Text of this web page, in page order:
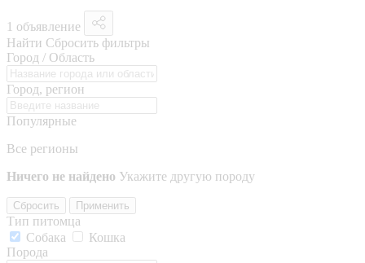
1 объявление
Найти Сбросить фильтры
Город / Область
Город, регион
Популярные
Все регионы
Ничего не найдено Укажите другую породу
Сбросить Применить
Тип питомца
Собака
Кошка
Порода